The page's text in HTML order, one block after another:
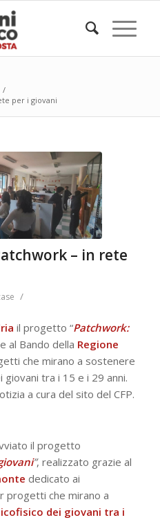
/
per i giovani
– in rete
/
il progetto “Patchwork:
al Bando della Regione
che mirano a sostenere
tra i 15 e i 29 anni.
a cura del sito del CFP.
il progetto
”, realizzato grazie al
dedicato ai
progetti che mirano a
dei giovani tra i